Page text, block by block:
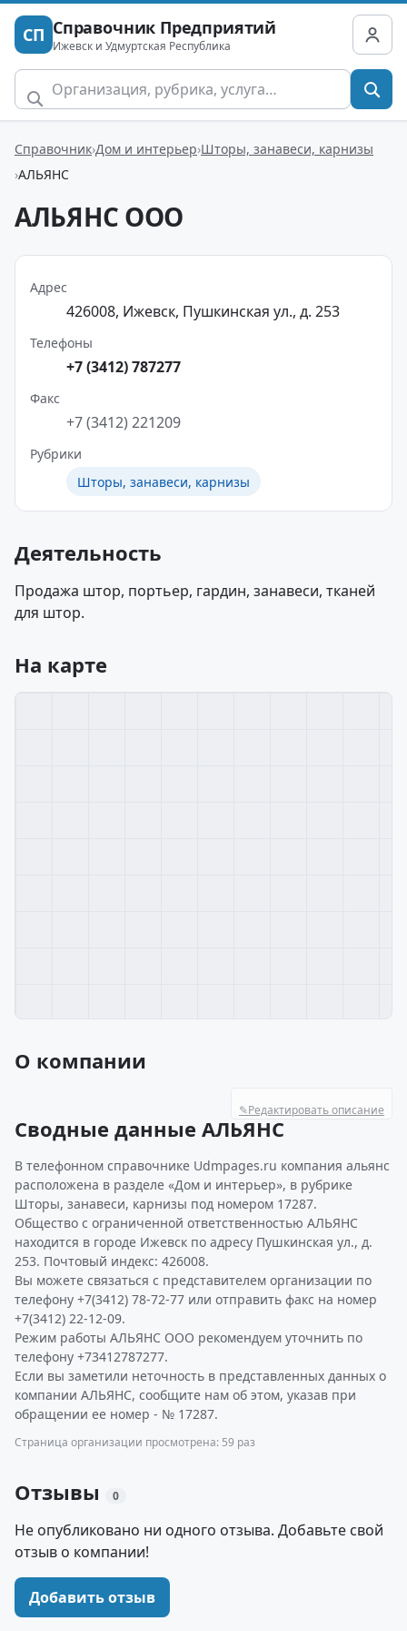
СП Справочник Предприятий
Ижевск и Удмуртская Республика
Справочник Дом и интерьер Шторы, занавеси, карнизы
АЛЬЯНС
АЛЬЯНС ООО
Адрес
426008, Ижевск, Пушкинская ул., д. 253
Телефоны
+7 (3412) 787277
Факс
+7 (3412) 221209
Рубрики
Шторы, занавеси, карнизы
Деятельность
Продажа штор, портьер, гардин, занавеси, тканей
для штор.
На карте
О компании
✎Редактировать описание
Сводные данные АЛЬЯНС
В телефонном справочнике Udmpages.ru компания альянс
расположена в разделе «Дом и интерьер», в рубрике
Шторы, занавеси, карнизы под номером 17287.
Общество с ограниченной ответственностью АЛЬЯНС
находится в городе Ижевск по адресу Пушкинская ул., д.
253. Почтовый индекс: 426008.
Вы можете связаться с представителем организации по
телефону +7(3412) 78-72-77 или отправить факс на номер
+7(3412) 22-12-09.
Режим работы АЛЬЯНС ООО рекомендуем уточнить по
телефону +73412787277.
Если вы заметили неточность в представленных данных о
компании АЛЬЯНС, сообщите нам об этом, указав при
обращении ее номер - № 17287.
Страница организации просмотрена: 59 раз
Отзывы 0
Не опубликовано ни одного отзыва. Добавьте свой
отзыв о компании!
Добавить отзыв